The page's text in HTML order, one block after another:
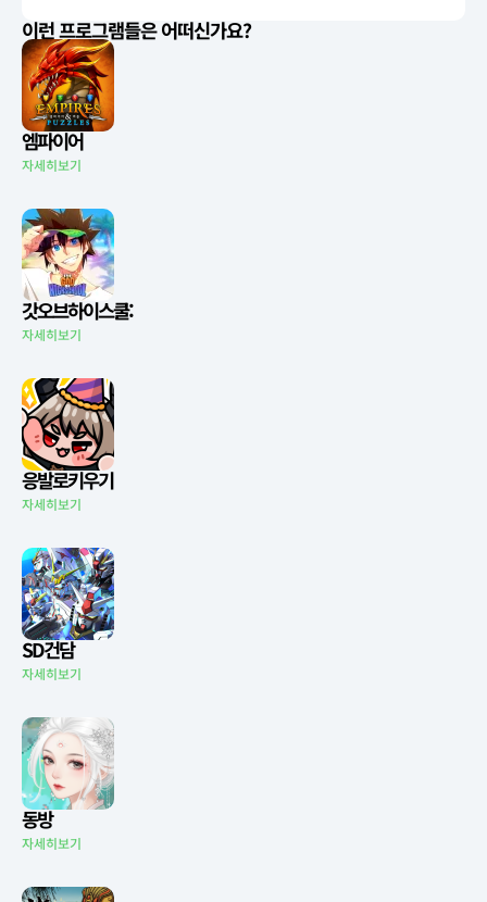
이런 프로그램들은 어떠신가요?
엠파이어
자세히보기
갓오브하이스쿨:
자세히보기
응발로키우기
자세히보기
SD건담
자세히보기
동방
자세히보기